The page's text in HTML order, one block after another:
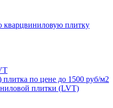
кварцвиниловую плитку
по цене до 1500 руб/м2
плитки (LVT)